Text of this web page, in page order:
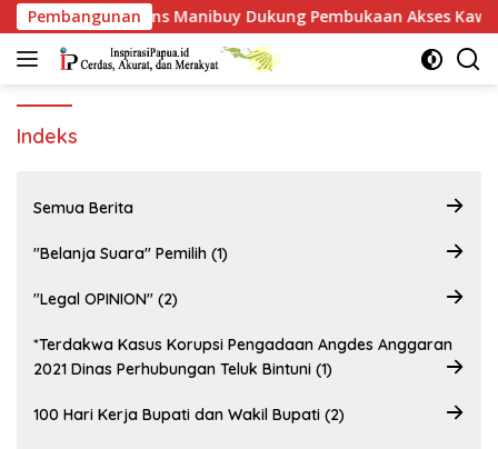
Langsung
ke
konten
Pembangunan
Alfons Manibuy Dukung Pembukaan Akses Kawasan BP,
Indeks
Semua Berita
"Belanja Suara" Pemilih (1)
"Legal OPINION" (2)
*Terdakwa Kasus Korupsi Pengadaan Angdes Anggaran
2021 Dinas Perhubungan Teluk Bintuni (1)
100 Hari Kerja Bupati dan Wakil Bupati (2)